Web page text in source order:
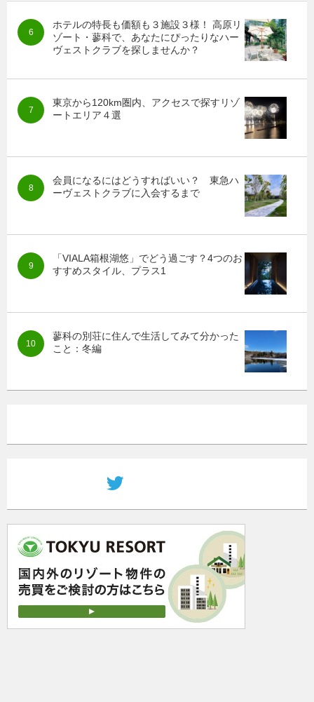
ホテルの特長も価額も３施設３様！ 高原リ
ゾート・蓼科で、あなたにぴったりなハー
ヴェストクラブを探しませんか？
東京から120km圏内、アクセスで探すリゾ
ートエリア４選
会員になるにはどうすればいい？ 東急ハ
ーヴェストクラブに入会するまで
「VIALA箱根湖悠」でどう過ごす？4つのお
すすめスタイル、プラス1
蓼科の別荘に住んで生活してみて分かった
こと：冬編